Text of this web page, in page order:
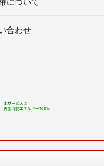
合わせ